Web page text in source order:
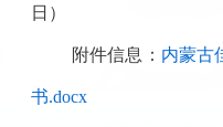
日）
附件信息： 内蒙古
书.docx